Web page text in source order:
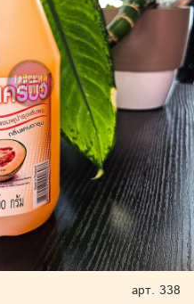
арт. 338